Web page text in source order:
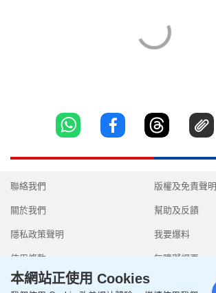
聯絡我們
關於我們
隱私政策聲明
使用條款
版權及免責聲明
幫助及反饋
我要爆料
無障礙網頁
本網站正使用 Cookies